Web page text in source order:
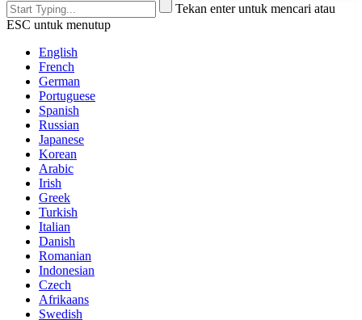
Tekan enter untuk mencari atau
ESC untuk menutup
English
French
German
Portuguese
Spanish
Russian
Japanese
Korean
Arabic
Irish
Greek
Turkish
Italian
Danish
Romanian
Indonesian
Czech
Afrikaans
Swedish